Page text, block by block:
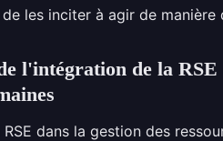
les inciter à agir de manière
l'intégration de la RSE
dans la gestion des